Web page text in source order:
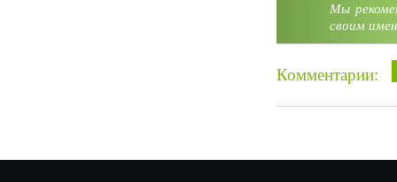
Мы
своим
Комментарии: